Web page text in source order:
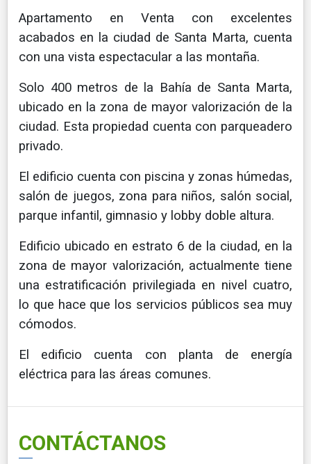
Apartamento en Venta con excelentes
acabados en la ciudad de Santa Marta, cuenta
con una vista espectacular a las montaña.
Solo 400 metros de la Bahía de Santa Marta,
ubicado en la zona de mayor valorización de la
ciudad. Esta propiedad cuenta con parqueadero
privado.
El edificio cuenta con piscina y zonas húmedas,
salón de juegos, zona para niños, salón social,
parque infantil, gimnasio y lobby doble altura.
Edificio ubicado en estrato 6 de la ciudad, en la
zona de mayor valorización, actualmente tiene
una estratificación privilegiada en nivel cuatro,
lo que hace que los servicios públicos sea muy
cómodos.
El edificio cuenta con planta de energía
eléctrica para las áreas comunes.
CONTÁCTANOS